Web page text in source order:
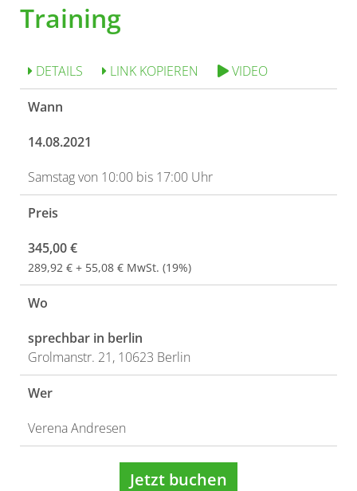
Training
DETAILS LINK KOPIEREN VIDEO
Wann
14.08.2021
Samstag von 10:00 bis 17:00 Uhr
Preis
345,00 €
289,92 € + 55,08 € MwSt. (19%)
Wo
sprechbar in berlin
Grolmanstr. 21, 10623 Berlin
Wer
Verena Andresen
Jetzt buchen